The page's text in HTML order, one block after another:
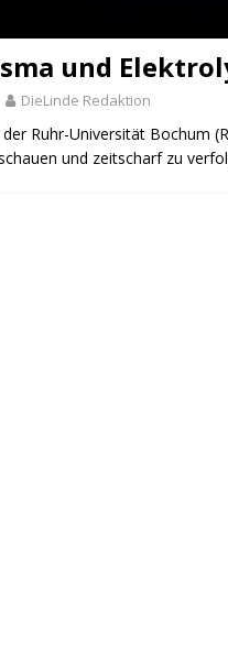
und
DieLinde Redaktion
Ruhr-Universität Bochum
und zeitscharf zu